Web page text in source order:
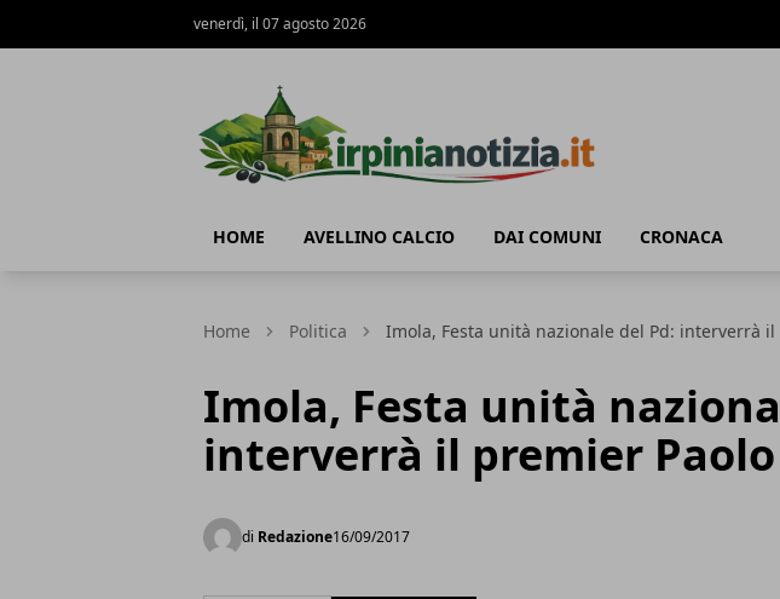
venerdì, il 07 agosto 2026
HOME AVELLINO CALCIO DAI COMUNI CRONACA
Home Politica Imola, Festa unità nazionale del Pd: interverrà
Imola, Festa unità
interverrà il premier
di Redazione16/09/2017